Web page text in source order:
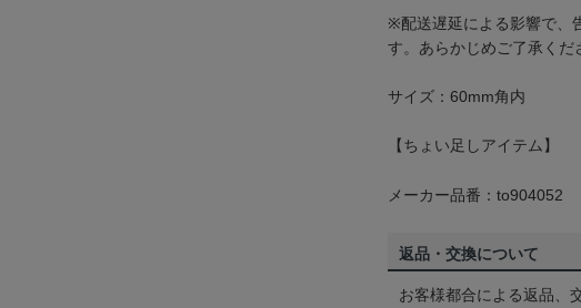
※配送遅延による影響で、
す。あらかじめご了承くだ
サイズ：60mm角内
【ちょい足しアイテム】
メーカー品番：to904052
返品・交換について
お客様都合による返品、